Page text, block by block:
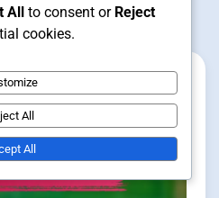
All to consent or Reject
cookies.
All
All